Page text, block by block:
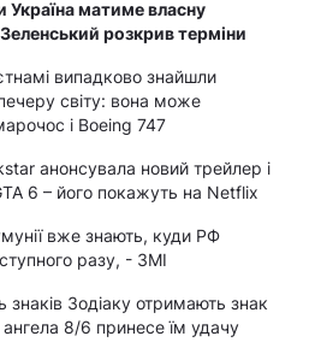
Україна матиме власну
розкрив терміни
випадково знайшли
світу: вона може
і Boeing 747
анонсувала новий трейлер і
6 – його покажуть на Netflix
вже знають, куди РФ
разу, - ЗМІ
знаків Зодіаку отримають знак
ангела 8/6 принесе їм удачу